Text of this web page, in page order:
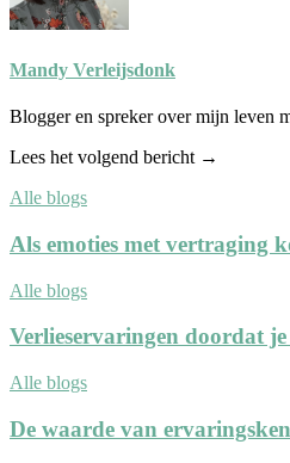
Mandy Verleijsdonk
Blogger en spreker over mijn leven
Lees het volgend bericht →
Alle blogs
Als emoties met vertraging
Alle blogs
Verlieservaringen doordat
Alle blogs
De waarde van